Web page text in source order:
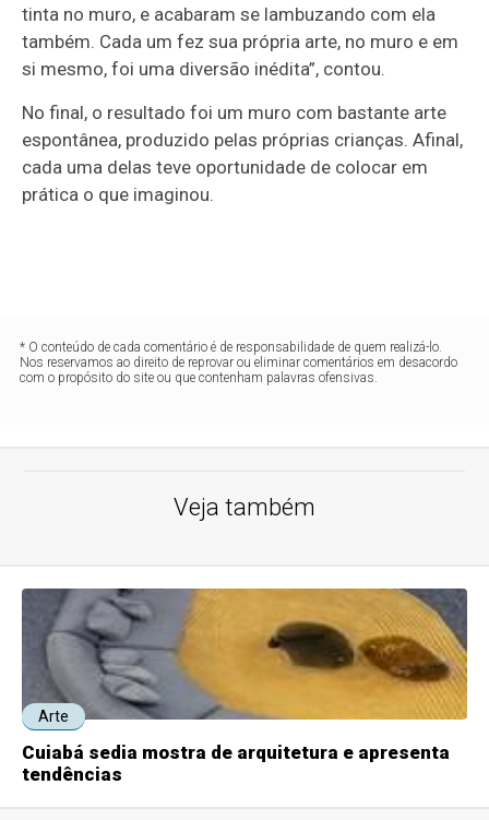
tinta no muro, e acabaram se lambuzando com ela
também. Cada um fez sua própria arte, no muro e em
si mesmo, foi uma diversão inédita”, contou.
No final, o resultado foi um muro com bastante arte
espontânea, produzido pelas próprias crianças. Afinal,
cada uma delas teve oportunidade de colocar em
prática o que imaginou.
* O conteúdo de cada comentário é de responsabilidade de quem realizá-lo.
Nos reservamos ao direito de reprovar ou eliminar comentários em desacordo
com o propósito do site ou que contenham palavras ofensivas.
Veja também
Arte
Cuiabá sedia mostra de arquitetura e apresenta
tendências